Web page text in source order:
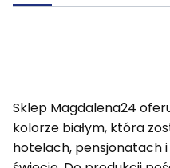
Sklep Magdalena24
kolorze białym, która
hotelach, pensjonatach